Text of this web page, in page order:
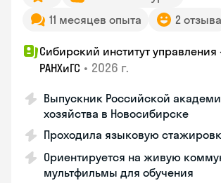
11 месяцев опыта
2 отзыва
Сибирский институт
РАНХиГС • 2026 г.
Выпускник Российской
хозяйства в Новосибирске
Проходила языковую
Ориентируется на живую
мультфильмы для обучения